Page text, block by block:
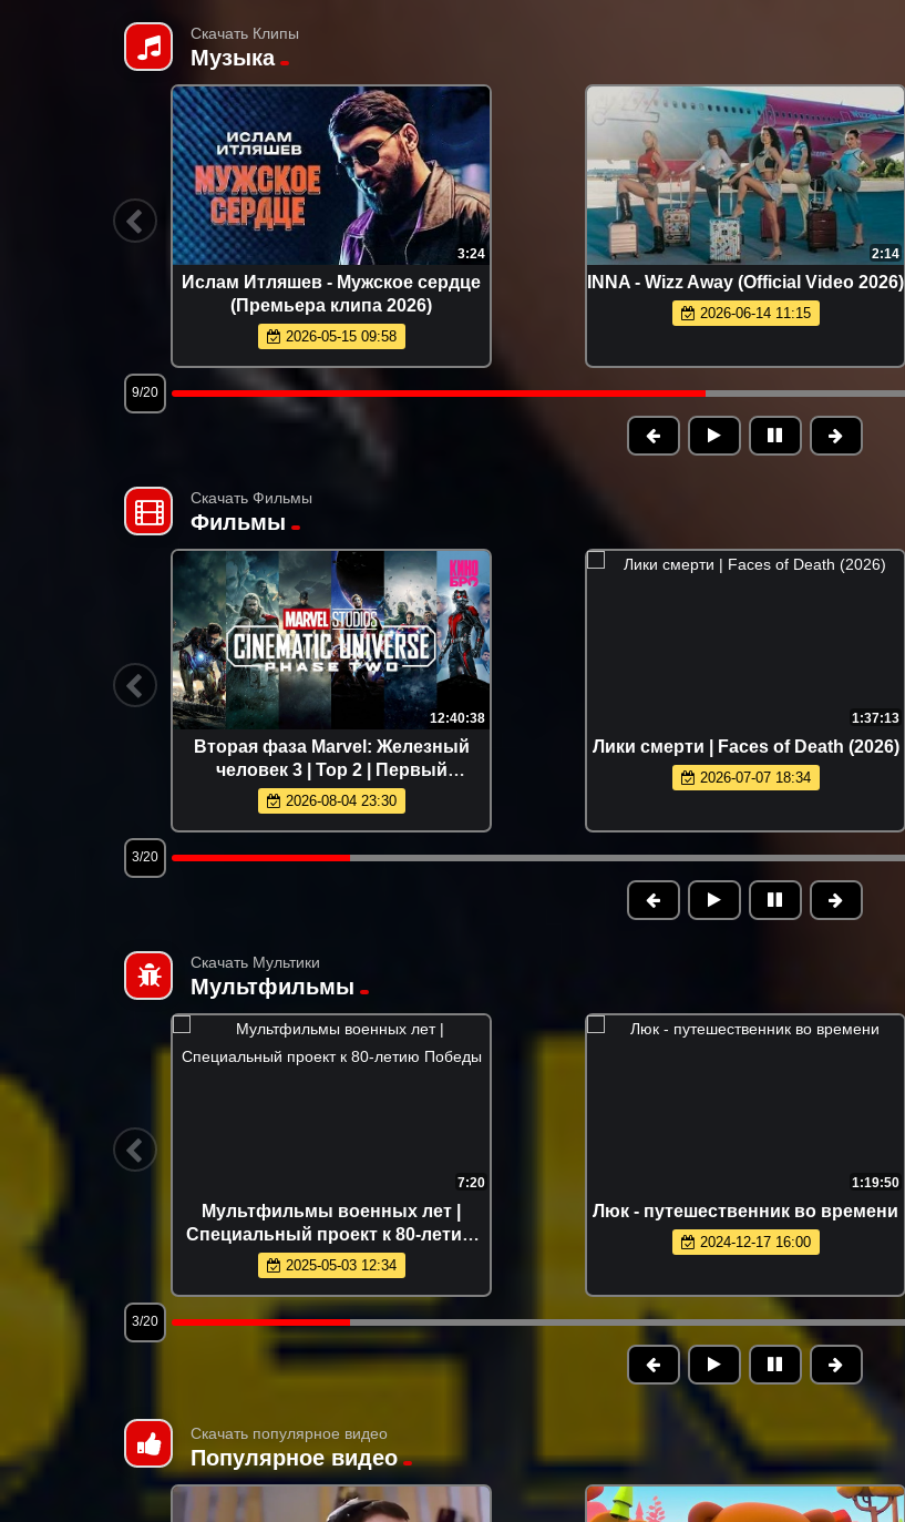
Скачать Клипы
Музыка
3:24
Ислам Итляшев - Мужское сердце
(Премьера клипа 2026)
2026-05-15 09:58
2:14
INNA - Wizz Away (Official Video 2026)
2026-06-14 11:15
9/20
Скачать Фильмы
Фильмы
12:40:38
Вторая фаза Marvel: Железный
человек 3 | Тор 2 | Первый
мститель: Другая война | Стражи
Галактики | Эра Альтрона |
2026-08-04 23:30
1:37:13
Лики смерти | Faces of Death (2026)
2026-07-07 18:34
3/20
Скачать Мультики
Мультфильмы
7:20
Мультфильмы военных лет |
Специальный проект к 80-летию
Победы
2025-05-03 12:34
1:19:50
Люк - путешественник во времени
2024-12-17 16:00
3/20
Скачать популярное видео
Популярное видео